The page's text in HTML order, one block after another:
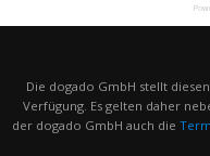
Die dogado GmbH stellt
Verfügung. Es gelten daher
der dogado GmbH auch die